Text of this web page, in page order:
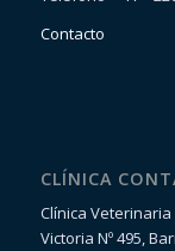
Contacto
CLÍNICA
Clínica Veterinaria
Victoria Nº 495,